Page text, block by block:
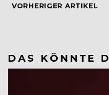
VORHERIGER ARTIKEL
DAS KÖNNTE